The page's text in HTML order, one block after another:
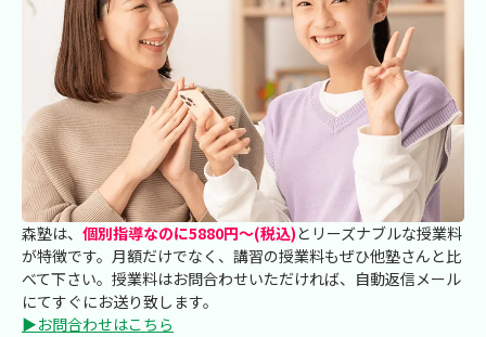
森塾は、 個別指導なのに5880円～(税込)とリーズナブルな授業料
が特徴です。月額だけでなく、講習の授業料もぜひ他塾さんと比
べて下さい。授業料はお問合わせいただければ、自動返信メール
にてすぐにお送り致します。
▶お問合わせはこちら